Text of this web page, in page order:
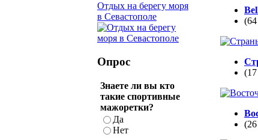
Отдых на берегу моря
в Севастополе
Опрос
Знаете ли вы кто
такие спортивные
мажоретки?
Да
Нет